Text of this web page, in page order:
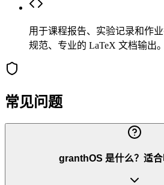
用于课程报告、实验记录和作
规范、专业的 LaTeX 文档输出。
常见问题
granthOS 是什么？适合